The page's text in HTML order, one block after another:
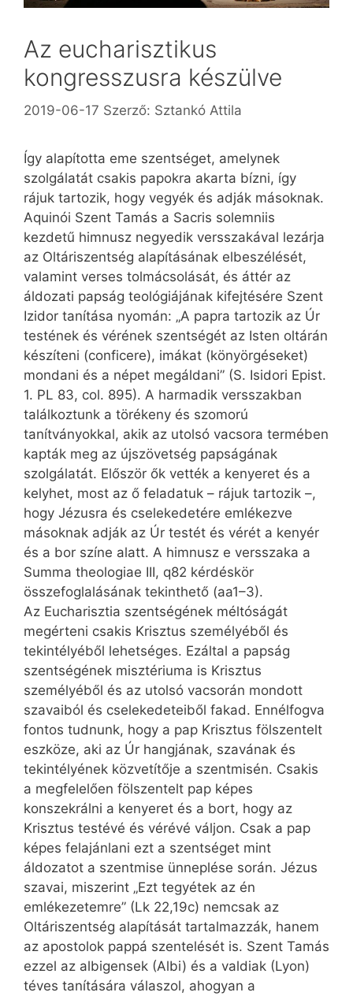
Az eucharisztikus
kongresszusra készülve
2019-06-17 Szerző: Sztankó Attila
Így alapította eme szentséget, amelynek
szolgálatát csakis papokra akarta bízni, így
rájuk tartozik, hogy vegyék és adják másoknak.
Aquinói Szent Tamás a Sacris solemniis
kezdetű himnusz negyedik versszakával lezárja
az Oltáriszentség alapításának elbeszélését,
valamint verses tolmácsolását, és áttér az
áldozati papság teológiájának kifejtésére Szent
Izidor tanítása nyomán: „A papra tartozik az Úr
testének és vérének szentségét az Isten oltárán
készíteni (conficere), imákat (könyörgéseket)
mondani és a népet megáldani” (S. Isidori Epist.
1. PL 83, col. 895). A harmadik versszakban
találkoztunk a törékeny és szomorú
tanítványokkal, akik az utolsó vacsora termében
kapták meg az újszövetség papságának
szolgálatát. Először ők vették a kenyeret és a
kelyhet, most az ő feladatuk – rájuk tartozik –,
hogy Jézusra és cselekedetére emlékezve
másoknak adják az Úr testét és vérét a kenyér
és a bor színe alatt. A himnusz e versszaka a
Summa theologiae III, q82 kérdéskör
összefoglalásának tekinthető (aa1–3).
Az Eucharisztia szentségének méltóságát
megérteni csakis Krisztus személyéből és
tekintélyéből lehetséges. Ezáltal a papság
szentségének misztériuma is Krisztus
személyéből és az utolsó vacsorán mondott
szavaiból és cselekedeteiből fakad. Ennélfogva
fontos tudnunk, hogy a pap Krisztus fölszentelt
eszköze, aki az Úr hangjának, szavának és
tekintélyének közvetítője a szentmisén. Csakis
a megfelelően fölszentelt pap képes
konszekrálni a kenyeret és a bort, hogy az
Krisztus testévé és vérévé váljon. Csak a pap
képes felajánlani ezt a szentséget mint
áldozatot a szentmise ünneplése során. Jézus
szavai, miszerint „Ezt tegyétek az én
emlékezetemre” (Lk 22,19c) nemcsak az
Oltáriszentség alapítását tartalmazzák, hanem
az apostolok pappá szentelését is. Szent Tamás
ezzel az albigensek (Albi) és a valdiak (Lyon)
téves tanítására válaszol, ahogyan a